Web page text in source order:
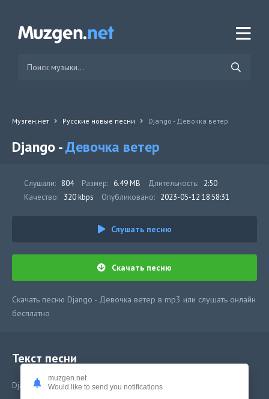
Музген.нет Русские новые песни Django - Девочка ветер
Django -Девочка ветер
Слушали: 804 Размер: 6.49 MB Длительность: 2:50
Качество: 320 kbps Опубликовано: 2023-05-12 18:58:31
Слушать песню
Скачать песню
Скачать песню Django - Девочка ветер в mp3 или слушать онлайн
бесплатно
Текст песни
Django - Девочка ветер
muzgen.net
Would like to send you notifications